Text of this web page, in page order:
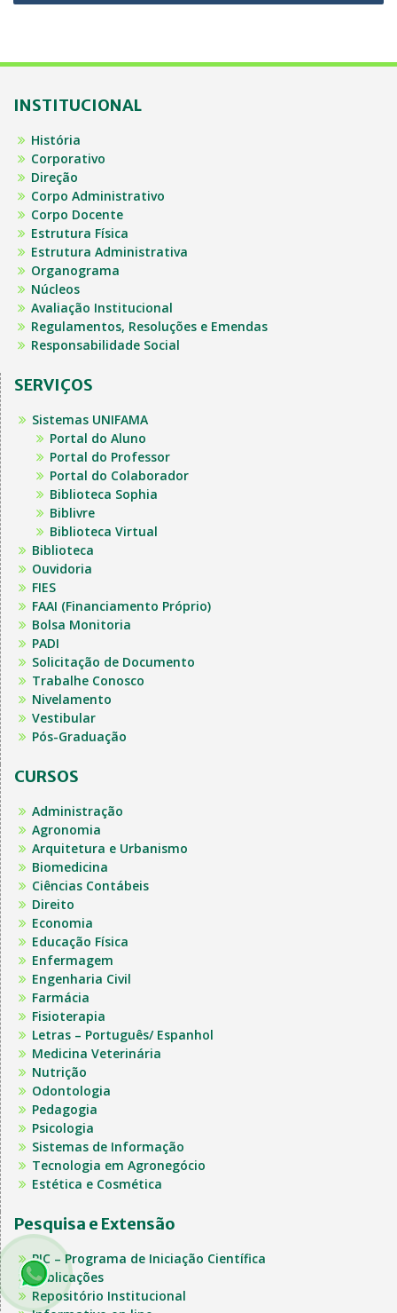
INSTITUCIONAL
História
Corporativo
Direção
Corpo Administrativo
Corpo Docente
Estrutura Física
Estrutura Administrativa
Organograma
Núcleos
Avaliação Institucional
Regulamentos, Resoluções e Emendas
Responsabilidade Social
SERVIÇOS
Sistemas UNIFAMA
Portal do Aluno
Portal do Professor
Portal do Colaborador
Biblioteca Sophia
Biblivre
Biblioteca Virtual
Biblioteca
Ouvidoria
FIES
FAAI (Financiamento Próprio)
Bolsa Monitoria
PADI
Solicitação de Documento
Trabalhe Conosco
Nivelamento
Vestibular
Pós-Graduação
CURSOS
Administração
Agronomia
Arquitetura e Urbanismo
Biomedicina
Ciências Contábeis
Direito
Economia
Educação Física
Enfermagem
Engenharia Civil
Farmácia
Fisioterapia
Letras – Português/ Espanhol
Medicina Veterinária
Nutrição
Odontologia
Pedagogia
Psicologia
Sistemas de Informação
Tecnologia em Agronegócio
Estética e Cosmética
Pesquisa e Extensão
PIC – Programa de Iniciação Científica
Publicações
Repositório Institucional